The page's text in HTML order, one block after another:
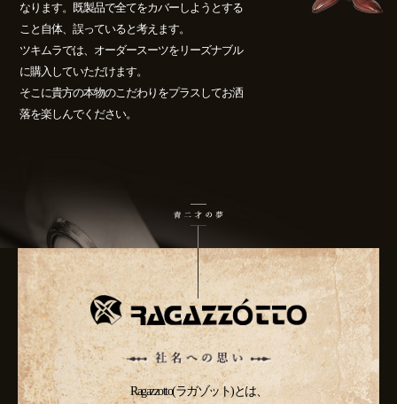
なります。既製品で全てをカバーしようとする
こと自体、誤っていると考えます。
ツキムラでは、オーダースーツをリーズナブル
に購入していただけます。
そこに貴方の本物のこだわりをプラスしてお洒
落を楽しんでください。
Ragazzotto(ラガゾット)とは、